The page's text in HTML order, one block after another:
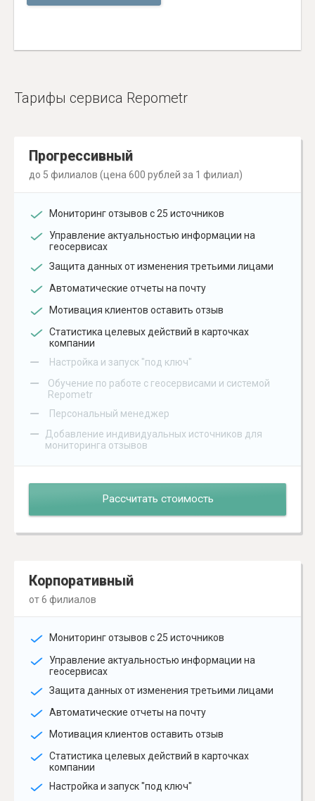
Тарифы сервиса Repometr
Прогрессивный
до 5 филиалов (цена 600 рублей за 1 филиал)
Мониторинг отзывов с 25 источников
Управление актуальностью информации на
геосервисах
Защита данных от изменения третьими лицами
Автоматические отчеты на почту
Мотивация клиентов оставить отзыв
Статистика целевых действий в карточках
компании
– Настройка и запуск "под ключ"
–
Обучение по работе с геосервисами и системой
Repometr
– Персональный менеджер
–
Добавление индивидуальных источников для
мониторинга отзывов
Рассчитать стоимость
Корпоративный
от 6 филиалов
Мониторинг отзывов с 25 источников
Управление актуальностью информации на
геосервисах
Защита данных от изменения третьими лицами
Автоматические отчеты на почту
Мотивация клиентов оставить отзыв
Статистика целевых действий в карточках
компании
Настройка и запуск "под ключ"